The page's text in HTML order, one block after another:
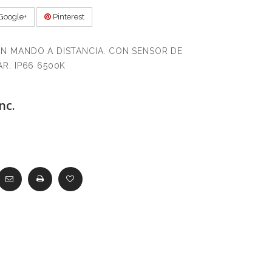
Pinterest
MANDO A DISTANCIA. CON SENSOR DE
IP66 6500K